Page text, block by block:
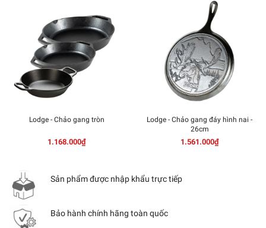
Lodge - Chảo gang tròn
1.168.000₫
Lodge - Chảo gang đáy hình nai -
26cm
1.561.000₫
Sản phẩm được nhập khẩu trực tiếp
Bảo hành chính hãng toàn quốc